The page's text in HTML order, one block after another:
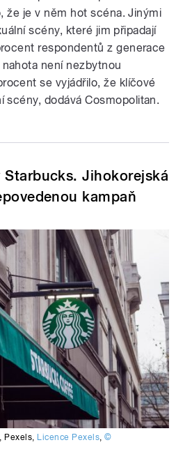
že je v něm hot scéna. Jinými
scény, které jim připadají
respondentů z generace
není nezbytnou
se vyjádřilo, že klíčové
scény, dodává Cosmopolitan.
Jihokorejská
kampaň
, Pexels, Licence Pexels, ©